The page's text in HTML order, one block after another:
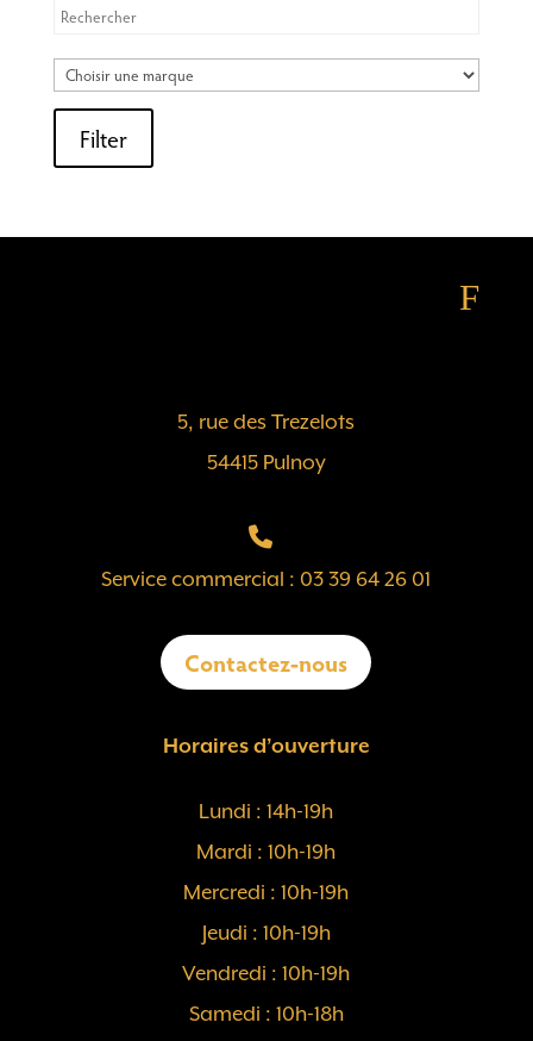
Filter
F
5, rue des Trezelots
54415 Pulnoy
Service commercial : 03 39 64 26 01
Contactez-nous
Horaires d’ouverture
Lundi : 14h-19h
Mardi : 10h-19h
Mercredi : 10h-19h
Jeudi : 10h-19h
Vendredi : 10h-19h
Samedi : 10h-18h